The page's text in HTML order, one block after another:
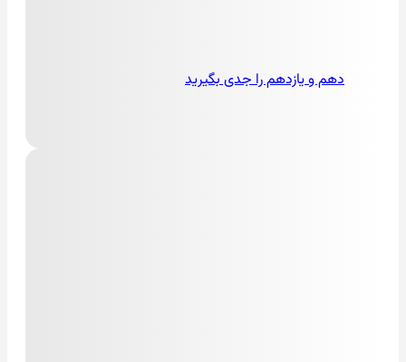
دهم و یازدهم را جدی بگیرید